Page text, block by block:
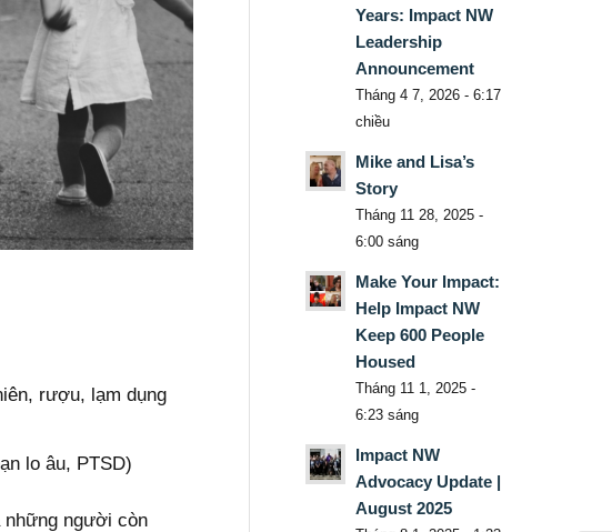
rượu, lạm dụng
lo âu, PTSD)
những người còn
Years: Impact NW
Leadership
Announcement
Tháng 4 7, 2026 - 6:17
chiều
Mike and Lisa’s
Story
Tháng 11 28, 2025 -
6:00 sáng
Make Your Impact:
Help Impact NW
Keep 600 People
Housed
Tháng 11 1, 2025 -
6:23 sáng
Impact NW
Advocacy Update |
August 2025